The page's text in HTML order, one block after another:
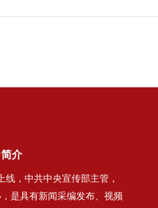
介
线，中共中央宣传部主管，
，是具有新闻采编发布、视频